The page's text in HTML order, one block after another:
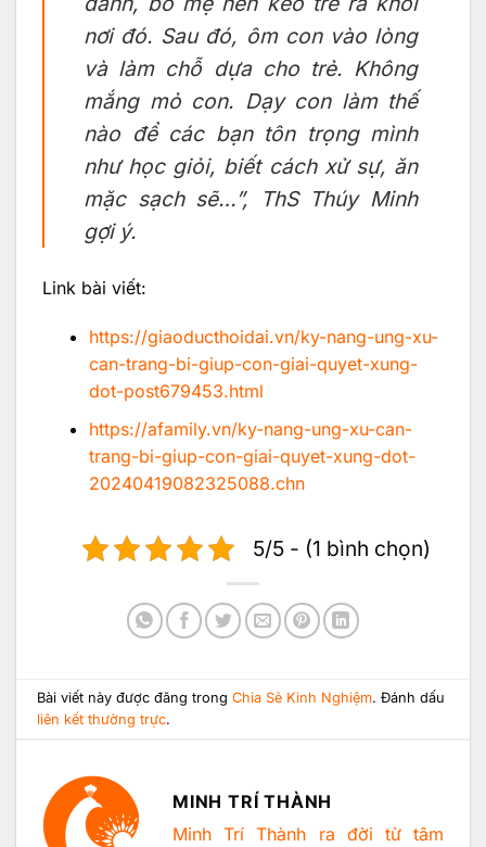
nơi đó. Sau đó, ôm con vào lòng
và làm chỗ dựa cho trẻ. Không
mắng mỏ con. Dạy con làm thế
nào để các bạn tôn trọng mình
như học giỏi, biết cách xử sự, ăn
mặc sạch sẽ…”, ThS Thúy Minh
gợi ý.
Link bài viết:
https://giaoducthoidai.vn/ky-nang-ung-xu-
can-trang-bi-giup-con-giai-quyet-xung-
dot-post679453.html
https://afamily.vn/ky-nang-ung-xu-can-
trang-bi-giup-con-giai-quyet-xung-dot-
20240419082325088.chn
5/5 - (1 bình chọn)
Bài viết này được đăng trongChia Sẻ Kinh Nghiệm. Đánh dấu
liên kết thường trực.
MINH TRÍ THÀNH
Minh Trí Thành ra đời từ tâm